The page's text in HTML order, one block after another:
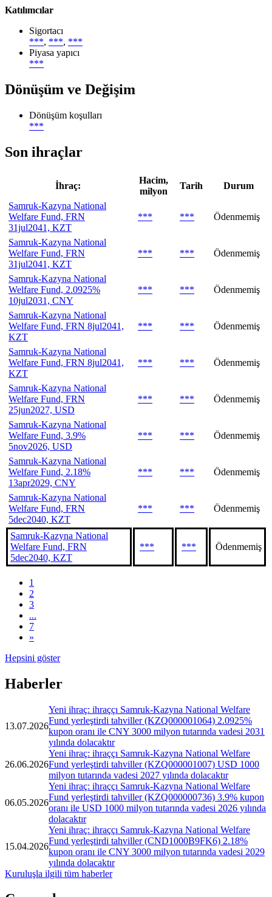
Katılımcılar
Sigortacı
***, ***, ***
Piyasa yapıcı
***
Dönüşüm ve Değişim
Dönüşüm koşulları
***
Son ihraçlar
İhraç:
Hacim,
milyon
Tarih
Durum
Samruk-Kazyna National
Welfare Fund, FRN
31jul2041, KZT
*** *** Ödenmemiş
Samruk-Kazyna National
Welfare Fund, FRN
31jul2041, KZT
*** *** Ödenmemiş
Samruk-Kazyna National
Welfare Fund, 2.0925%
10jul2031, CNY
*** *** Ödenmemiş
Samruk-Kazyna National
Welfare Fund, FRN 8jul2041,
KZT
*** *** Ödenmemiş
Samruk-Kazyna National
Welfare Fund, FRN 8jul2041,
KZT
*** *** Ödenmemiş
Samruk-Kazyna National
Welfare Fund, FRN
25jun2027, USD
*** *** Ödenmemiş
Samruk-Kazyna National
Welfare Fund, 3.9%
5nov2026, USD
*** *** Ödenmemiş
Samruk-Kazyna National
Welfare Fund, 2.18%
13apr2029, CNY
*** *** Ödenmemiş
Samruk-Kazyna National
Welfare Fund, FRN
5dec2040, KZT
*** *** Ödenmemiş
Samruk-Kazyna National
Welfare Fund, FRN
5dec2040, KZT
*** *** Ödenmemiş
1
2
3
...
7
»
Hepsini göster
Haberler
13.07.2026
Yeni ihraç: ihraççı Samruk-Kazyna National Welfare
Fund yerleştirdi tahviller (KZQ000001064) 2.0925%
kupon oranı ile CNY 3000 milyon tutarında vadesi 2031
yılında dolacaktır
26.06.2026
Yeni ihraç: ihraççı Samruk-Kazyna National Welfare
Fund yerleştirdi tahviller (KZQ000001007) USD 1000
milyon tutarında vadesi 2027 yılında dolacaktır
06.05.2026
Yeni ihraç: ihraççı Samruk-Kazyna National Welfare
Fund yerleştirdi tahviller (KZQ000000736) 3.9% kupon
oranı ile USD 1000 milyon tutarında vadesi 2026 yılında
dolacaktır
15.04.2026
Yeni ihraç: ihraççı Samruk-Kazyna National Welfare
Fund yerleştirdi tahviller (CND1000B9FK6) 2.18%
kupon oranı ile CNY 3000 milyon tutarında vadesi 2029
yılında dolacaktır
Kuruluşla ilgili tüm haberler